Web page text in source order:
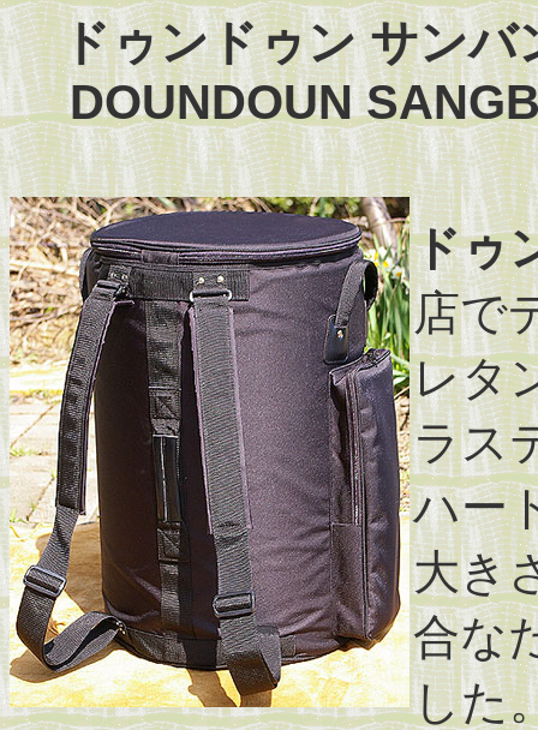
ドゥンドゥン サンバ
DOUNDOUN
ドゥ
店で
レタ
ラス
ハー
大き
合な
した